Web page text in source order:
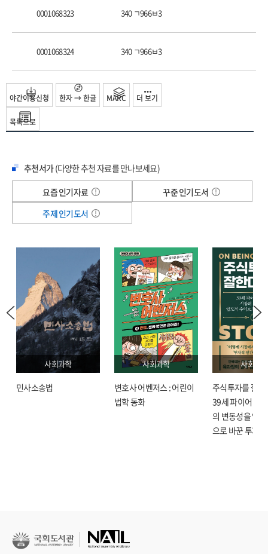
0001068323 340 ㄱ966ㅂ3
0001068324 340 ㄱ966ㅂ3
목록으로
야간이용신청 한자 → 한글 MARC 더 보기
추천서가(다양한 추천 자료를 만나보세요)
요즘 인기자료
꾸준 인기도서
주제 인기도서
사회과학
민사소송법
사회과학
변호사 어벤저스 : 어린이
법학 동화
사회과학
주식투자를 잘한
39세 파이어 육
의 변동성을 압
으로 바꾼 투자